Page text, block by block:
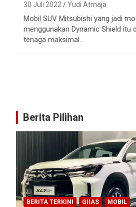
30 Juli 2022 Yudi Atmaja
Mobil SUV Mitsubishi yang jadi
menggunakan Dynamic Shield itu
tenaga maksimal…
Berita Pilihan
BERITA TERKINI GIIAS MOBIL